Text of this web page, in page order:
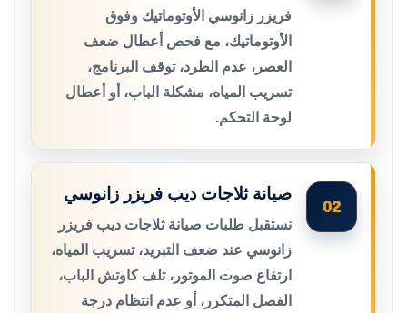
فريزر زانوسي الأوتوماتيك وفوق
الأوتوماتيك، مع فحص أعطال ضعف
العصر، عدم الطرد، توقف البرنامج،
تسريب المياه، مشكلة الباب، أو أعطال
لوحة التحكم.
02
صيانة ثلاجات ديب فريزر زانوسي
نستقبل طلبات صيانة ثلاجات ديب فريزر
زانوسي عند ضعف التبريد، تسريب المياه،
ارتفاع صوت الموتور، تلف كاوتش الباب،
الفصل المتكرر، أو عدم انتظام درجة